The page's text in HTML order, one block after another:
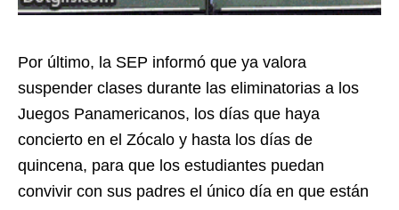
Por último, la SEP informó que ya valora
suspender clases durante las eliminatorias a los
Juegos Panamericanos, los días que haya
concierto en el Zócalo y hasta los días de
quincena, para que los estudiantes puedan
convivir con sus padres el único día en que están